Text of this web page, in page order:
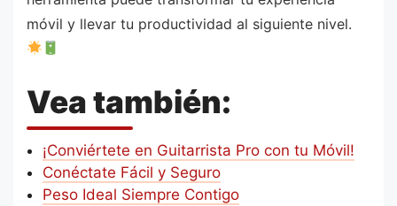
móvil y llevar tu productividad al siguiente nivel.
Vea también:
¡Conviértete en Guitarrista Pro con tu Móvil!
Conéctate Fácil y Seguro
Peso Ideal Siempre Contigo